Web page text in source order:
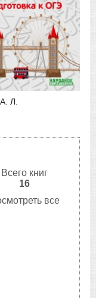
Л.
Всего книг
16
все